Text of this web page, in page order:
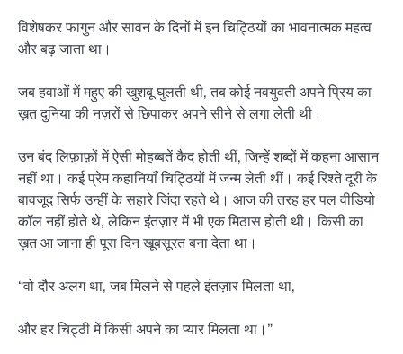
विशेषकर फागुन और सावन के दिनों में इन चिट्ठियों का भावनात्मक महत्व
और बढ़ जाता था।
जब हवाओं में महुए की खुशबू घुलती थी, तब कोई नवयुवती अपने प्रिय का
ख़त दुनिया की नज़रों से छिपाकर अपने सीने से लगा लेती थी।
उन बंद लिफ़ाफ़ों में ऐसी मोहब्बतें कैद होती थीं, जिन्हें शब्दों में कहना आसान
नहीं था। कई प्रेम कहानियाँ चिट्ठियों में जन्म लेती थीं। कई रिश्ते दूरी के
बावजूद सिर्फ उन्हीं के सहारे जिंदा रहते थे। आज की तरह हर पल वीडियो
कॉल नहीं होते थे, लेकिन इंतज़ार में भी एक मिठास होती थी। किसी का
ख़त आ जाना ही पूरा दिन खूबसूरत बना देता था।
“वो दौर अलग था, जब मिलने से पहले इंतज़ार मिलता था,
और हर चिट्ठी में किसी अपने का प्यार मिलता था।”